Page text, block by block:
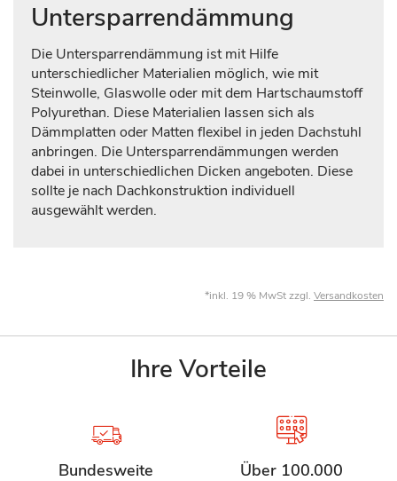
Untersparrendämmung
Die Untersparrendämmung ist mit Hilfe
unterschiedlicher Materialien möglich, wie mit
Steinwolle, Glaswolle oder mit dem Hartschaumstoff
Polyurethan. Diese Materialien lassen sich als
Dämmplatten oder Matten flexibel in jeden Dachstuhl
anbringen. Die Untersparrendämmungen werden
dabei in unterschiedlichen Dicken angeboten. Diese
sollte je nach Dachkonstruktion individuell
ausgewählt werden.
*inkl. 19 % MwSt zzgl. Versandkosten
Ihre Vorteile
Bundesweite Über 100.000